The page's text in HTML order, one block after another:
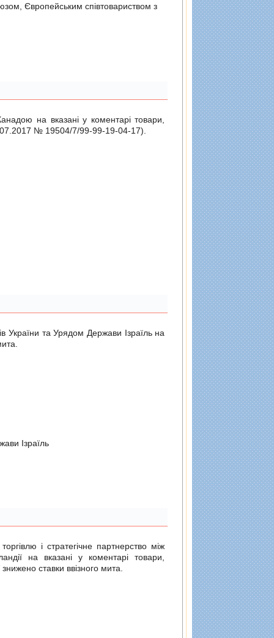
Європейським спiвтовариством з
на вказані у коментарі товари,
№ 19504/7/99-99-19-04-17).
України та Урядом Держави Ізраїль на
Iзраїль
і стратегічне партнерство між
на вказані у коментарі товари,
ставки ввізного мита.